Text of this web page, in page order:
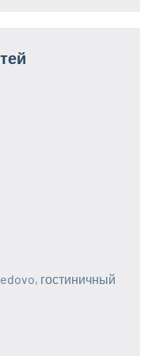
гостиничный